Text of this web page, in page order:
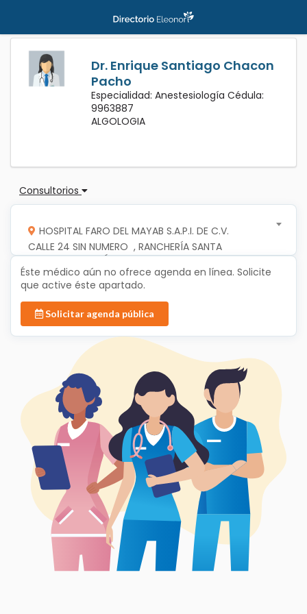
Dr. Enrique Santiago Chacon
Pacho
Especialidad: Anestesiología Cédula:
9963887
ALGOLOGIA
Consultorios
HOSPITAL FARO DEL MAYAB S.A.P.I. DE C.V.
CALLE 24 SIN NUMERO  , RANCHERÍA SANTA
GERTRUDIS COPÓ, C.P.97305, MERIDA,
MERIDA,YUCATAN
Éste médico aún no ofrece agenda en línea. Solicite
que active éste apartado.
Solicitar agenda pública